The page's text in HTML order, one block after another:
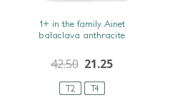
SNEL BEKIJKEN
T2 T4
1+ in the family Ainet
balaclava anthracite
42.50 21.25